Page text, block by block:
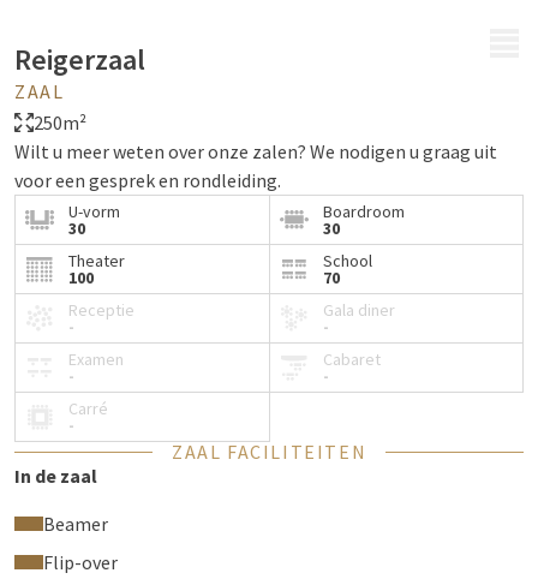
Reigerzaal
ZAAL
250m²
Wilt u meer weten over onze zalen? We nodigen u graag uit
voor een gesprek en rondleiding.
U-vorm
30
Boardroom
30
Theater
100
School
70
Receptie
-
Gala diner
-
Examen
-
Cabaret
-
Carré
-
ZAAL FACILITEITEN
In de zaal
Beamer
Flip-over